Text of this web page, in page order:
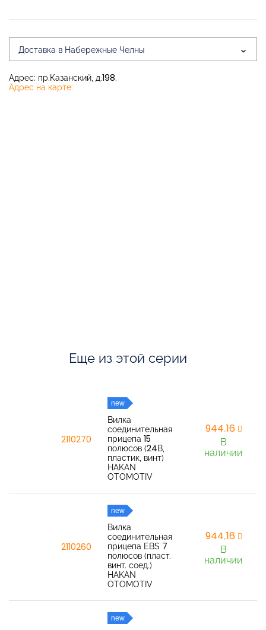
Доставка в Набережные Челны
Адрес: пр.Казанский, д.198.
Адрес на карте:
Еще из этой серии
2110270
new
Вилка
соединительная
прицепа 15
полюсов (24В,
пластик, винт)
HAKAN
OTOMOTIV
944,16
В
наличии
2110260
new
Вилка
соединительная
прицепа EBS 7
полюсов (пласт.
винт. соед.)
HAKAN
OTOMOTIV
944,16
В
наличии
new